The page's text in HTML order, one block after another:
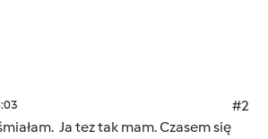
#2
Ja tez tak mam. Czasem się